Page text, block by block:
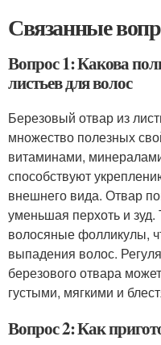
Связанные
Вопрос 1: Какова
листьев для волос
Березовый отвар из
множество полезных
витаминами,
способствуют
внешнего вида. Отвар
уменьшая перхоть и
волосяные фолликулы,
выпадения волос.
березового отвара
густыми, мягкими и
Вопрос 2: Как